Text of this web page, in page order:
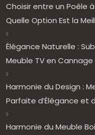
Choisir entre un Poêle
Quelle Option Est la
Élégance Naturelle :
Meuble TV en Cannage
Harmonie du Design :
Parfaite d’Élégance et
Harmonie du Meuble